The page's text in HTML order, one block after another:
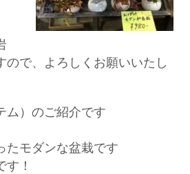
ので、よろしくお願いいたし
ム）のご紹介です
たモダンな盆栽です
！